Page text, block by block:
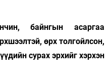
байнгын асаргаа
өрх толгойлсон,
сурах эрхийг хэрхэн